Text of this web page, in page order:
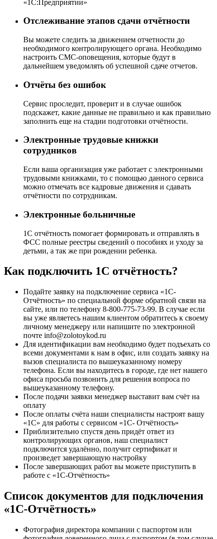
«1С:Предприятии»
Отслеживание этапов сдачи отчётности
Вы можете следить за движением отчетности до
необходимого контролирующего органа. Необходимо
настроить СМС-оповещения, которые будут в
дальнейшем уведомлять об успешной сдаче отчетов.
Отчёты без ошибок
Сервис проследит, проверит и в случае ошибок
подскажет, какие данные не правильно и как правильно
заполнить еще на стадии подготовки отчётности.
Электронные трудовые книжки
сотрудников
Если ваша организация уже работает с электронными
трудовыми книжками, то с помощью данного сервиса
можно отмечать все кадровые движения и сдавать
отчётности по сотрудникам.
Электронные больничные
1С отчётность помогает формировать и отправлять в
ФСС полные реестры сведений о пособиях и уходу за
детьми, а так же при рождении ребенка.
Как подключить 1С отчётность?
Подайте заявку на подключение сервиса «1С-
Отчётность» по специальной форме обратной связи на
сайте, или по телефону 8-800-775-73-99. В случае если
вы уже являетесь нашим клиентом обратитесь к своему
личному менеджеру или напишите по электронной
почте info@zolotoykod.ru
Для идентификации вам необходимо будет подъехать со
всеми документами к нам в офис, или создать заявку на
вызов специалиста по вышеуказанному номеру
телефона. Если вы находитесь в городе, где нет нашего
офиса просьба позвонить для решения вопроса по
вышеуказанному телефону.
После подачи заявки менеджер выставит вам счёт на
оплату
После оплаты счёта наши специалисты настроят вашу
«1С» для работы с сервисом «1С- Отчётность»
Приблизительно спустя день придёт ответ из
контролирующих органов, наш специалист
подключится удалённо, получит сертификат и
произведет завершающую настройку
После завершающих работ вы можете приступить в
работе с «1С-Отчётность»
Список документов для подключения
«1С-Отчётность»
Фотография директора компании с паспортом или